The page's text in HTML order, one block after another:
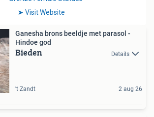
Ganesha brons beeldje met parasol -
Hindoe god
Bieden Details
't Zandt 2 aug 26